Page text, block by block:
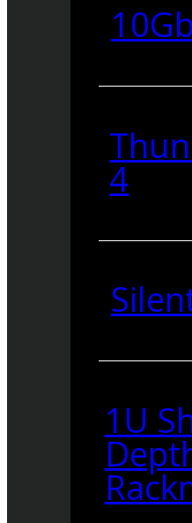
4
1U